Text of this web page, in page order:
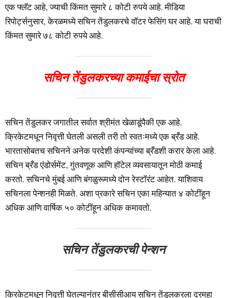
एक फ्लॅट आहे, ज्याची किंमत सुमारे ८ कोटी रुपये आहे. मीडिया
रिपोर्ट्सनुसार, केरळमध्ये सचिन तेंडुलकरचे वॉटर फेसिंग घर आहे. या घराची
किंमत सुमारे ७८ कोटी रुपये आहे.
सचिन तेंडुलकरच्या कमाईचा स्रोत
सचिन तेंडुलकर जगातील सर्वात श्रीमंत खेळाडूंपैकी एक आहे.
क्रिकेटमधून निवृत्ती घेतली असली तरी तो स्वतःमध्ये एक ब्रँड आहे.
भारतासोबतच सचिनने अनेक परदेशी कंपन्यांच्या ब्रँडशी करार केला आहे.
सचिन ब्रँड एंडोर्समेंट, गुंतवणूक आणि हॉटेल व्यवसायातून मोठी कमाई
करतो. सचिनचे मुंबई आणि बंगळुरूमध्ये दोन रेस्टॉरंट आहेत. याशिवाय
सचिनला पेन्शनही मिळते. अशा प्रकारे सचिन एका महिन्यात ४ कोटींहून
अधिक आणि वार्षिक ५० कोटींहून अधिक कमावतो.
सचिन तेंडुलकरची पेन्शन
क्रिकेटमधून निवृत्ती घेतल्यानंतर बीसीसीआय सचिन तेंडुलकरला दरमहा